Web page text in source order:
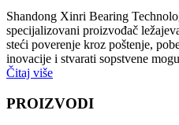
Shandong Xinri Bearing
specijalizovani proizvođač
steći poverenje kroz poštenje,
inovacije i stvarati sopstvene
Čitaj više
PROIZVODI